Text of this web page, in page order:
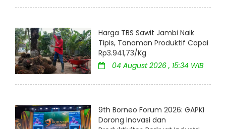
Harga TBS Sawit Jambi Naik
Tipis, Tanaman Produktif Capai
Rp3.941,73/Kg
04 August 2026 , 15:34 WIB
9th Borneo Forum 2026: GAPKI
Dorong Inovasi dan